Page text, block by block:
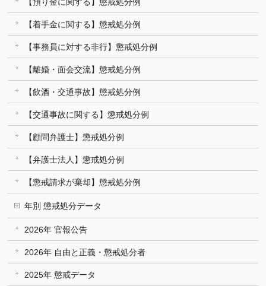
【着手金に関する】懲戒処分例
【事務員に対する非行】懲戒処分例
【離婚・面会交流】懲戒処分例
【飲酒・交通事故】懲戒処分例
【交通事故に関する】懲戒処分例
【顧問弁護士】懲戒処分例
【弁護士法人】懲戒処分例
【懲戒請求が棄却】懲戒処分例
年別 懲戒処分データ
2026年 官報公告
2026年 自由と正義・懲戒処分者
2025年 懲戒データ